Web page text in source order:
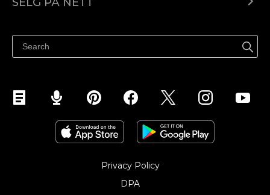
Pris
Selg på Facebook
Selg på Instagram
Privacy Policy
DPA